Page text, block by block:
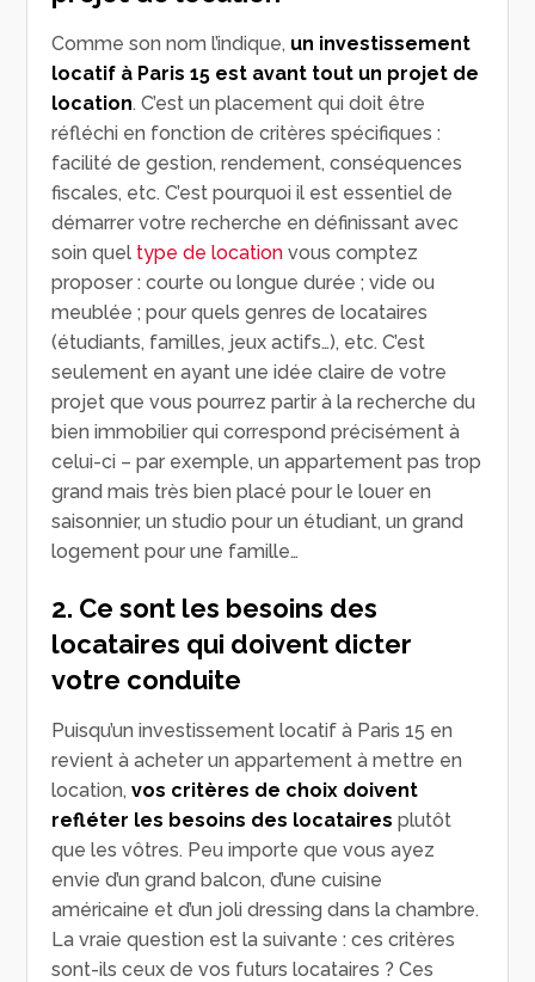
Comme son nom l’indique, un investissement
locatif à Paris 15 est avant tout un projet de
location. C’est un placement qui doit être
réfléchi en fonction de critères spécifiques :
facilité de gestion, rendement, conséquences
fiscales, etc. C’est pourquoi il est essentiel de
démarrer votre recherche en définissant avec
soin quel type de location vous comptez
proposer : courte ou longue durée ; vide ou
meublée ; pour quels genres de locataires
(étudiants, familles, jeux actifs…), etc. C’est
seulement en ayant une idée claire de votre
projet que vous pourrez partir à la recherche du
bien immobilier qui correspond précisément à
celui-ci – par exemple, un appartement pas trop
grand mais très bien placé pour le louer en
saisonnier, un studio pour un étudiant, un grand
logement pour une famille…
2. Ce sont les besoins des
locataires qui doivent dicter
votre conduite
Puisqu’un investissement locatif à Paris 15 en
revient à acheter un appartement à mettre en
location,vos critères de choix doivent
refléter les besoins des locataires plutôt
que les vôtres. Peu importe que vous ayez
envie d’un grand balcon, d’une cuisine
américaine et d’un joli dressing dans la chambre.
La vraie question est la suivante : ces critères
sont-ils ceux de vos futurs locataires ? Ces